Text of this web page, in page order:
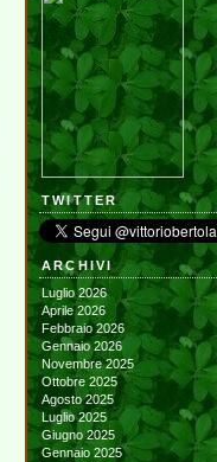
TWITTER
ARCHIVI
Luglio 2026
Aprile 2026
Febbraio 2026
Gennaio 2026
Novembre 2025
Ottobre 2025
Agosto 2025
Luglio 2025
Giugno 2025
Gennaio 2025